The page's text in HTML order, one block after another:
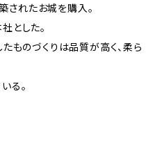
れたお城を購入。
とした。
たものづくりは品質が高く、柔ら
る。